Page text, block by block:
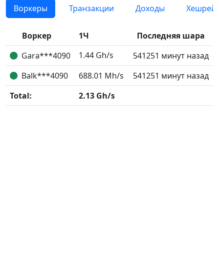
Воркеры Транзакции Доходы
Воркер 1Ч
Последняя шара
Gara***4090
1.44 Gh/s
541251 минут назад
Balk***4090
688.01 Mh/s
541251 минут назад
Total:
2.13 Gh/s